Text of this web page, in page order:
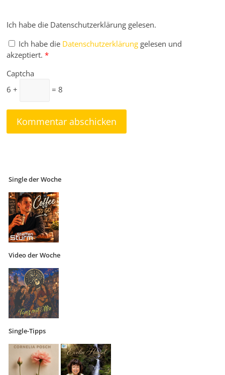
Ich habe die Datenschutzerklärung gelesen.
Ich habe die Datenschutzerklärung gelesen und
akzeptiert. *
Captcha
6 +
= 8
Single der Woche
Video der Woche
Single-Tipps